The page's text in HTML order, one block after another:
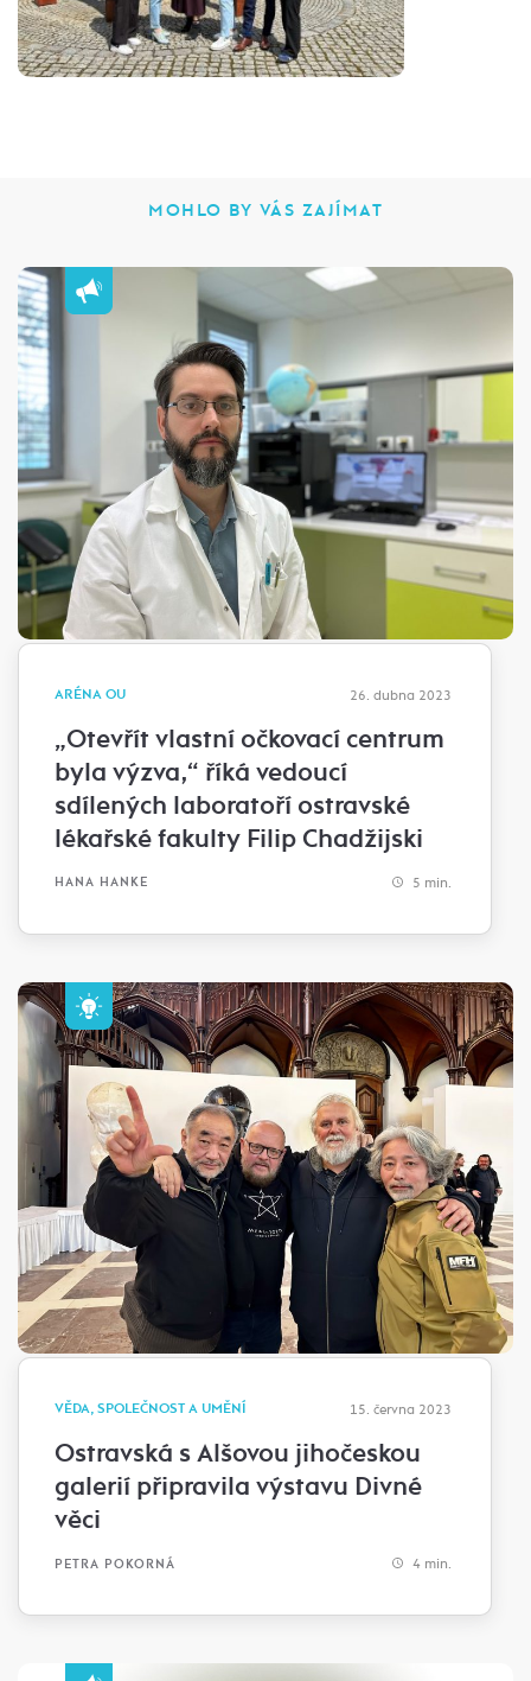
MOHLO BY VÁS ZAJÍMAT
ARÉNA OU 26. dubna 2023
„Otevřít vlastní očkovací centrum
byla výzva,“ říká vedoucí
sdílených laboratoří ostravské
lékařské fakulty Filip Chadžijski
HANA HANKE 5 min.
VĚDA, SPOLEČNOST A UMĚNÍ 15. června 2023
Ostravská s Alšovou jihočeskou
galerií připravila výstavu Divné
věci
PETRA POKORNÁ 4 min.